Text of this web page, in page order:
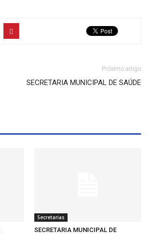
Próximo artigo
SECRETARIA MUNICIPAL DE SAÚDE
Secretarias
SECRETARIA MUNICIPAL DE